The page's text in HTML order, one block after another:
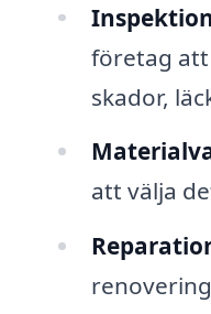
företag
skador,
att välja